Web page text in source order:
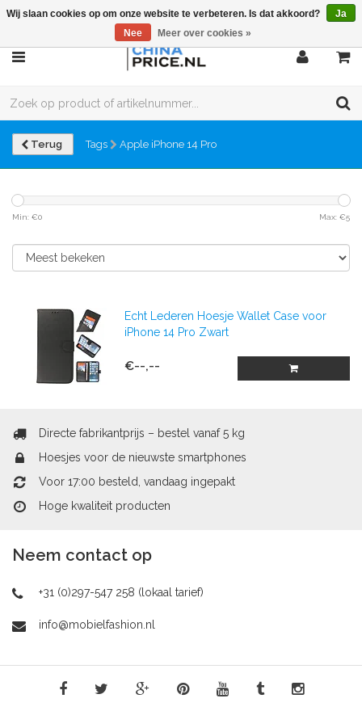
Terug Tags Apple iPhone 14 Pro
Min: €0 Max: €5
Echt Lederen Hoesje Wallet Case voor
iPhone 14 Pro Zwart
€--,--
Directe fabrikantprijs – bestel vanaf 5 kg
Hoesjes voor de nieuwste smartphones
Voor 17:00 besteld, vandaag ingepakt
Hoge kwaliteit producten
Neem contact op
+31 (0)297-547 258 (lokaal tarief)
info@mobielfashion.nl
Wij slaan cookies op om onze website te verbeteren. Is dat akkoord?
Ja
Nee
Meer over cookies »